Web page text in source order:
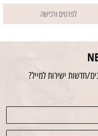
לפרטים ורכישה
חדשות ישירות למייל?